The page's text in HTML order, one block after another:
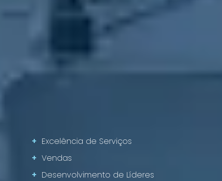
+ Excelência de Serviços
+ Vendas
+ Desenvolvimento de Líderes